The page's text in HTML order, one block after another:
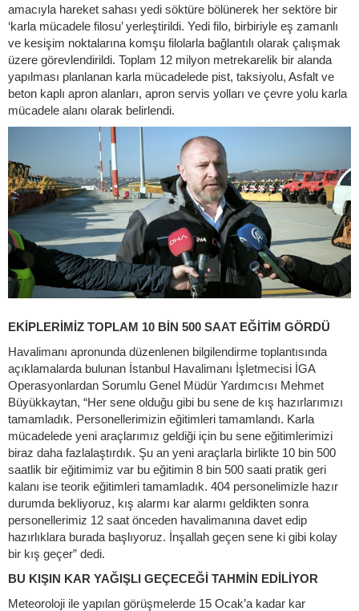
amacıyla hareket sahası yedi söktüre bölünerek her sektöre bir
‘karla mücadele filosu’ yerleştirildi. Yedi filo, birbiriyle eş zamanlı
ve kesişim noktalarına komşu filolarla bağlantılı olarak çalışmak
üzere görevlendirildi. Toplam 12 milyon metrekarelik bir alanda
yapılması planlanan karla mücadelede pist, taksiyolu, Asfalt ve
beton kaplı apron alanları, apron servis yolları ve çevre yolu karla
mücadele alanı olarak belirlendi.
EKİPLERİMİZ TOPLAM 10 BİN 500 SAAT EĞİTİM GÖRDÜ
Havalimanı apronunda düzenlenen bilgilendirme toplantısında
açıklamalarda bulunan İstanbul Havalimanı İşletmecisi İGA
Operasyonlardan Sorumlu Genel Müdür Yardımcısı Mehmet
Büyükkaytan, “Her sene olduğu gibi bu sene de kış hazırlarımızı
tamamladık. Personellerimizin eğitimleri tamamlandı. Karla
mücadelede yeni araçlarımız geldiği için bu sene eğitimlerimizi
biraz daha fazlalaştırdık. Şu an yeni araçlarla birlikte 10 bin 500
saatlik bir eğitimimiz var bu eğitimin 8 bin 500 saati pratik geri
kalanı ise teorik eğitimleri tamamladık. 404 personelimizle hazır
durumda bekliyoruz, kış alarmı kar alarmı geldikten sonra
personellerimiz 12 saat önceden havalimanına davet edip
hazırlıklara burada başlıyoruz. İnşallah geçen sene ki gibi kolay
bir kış geçer” dedi.
BU KIŞIN KAR YAĞIŞLI GEÇECEĞİ TAHMİN EDİLİYOR
Meteoroloji ile yapılan görüşmelerde 15 Ocak’a kadar kar